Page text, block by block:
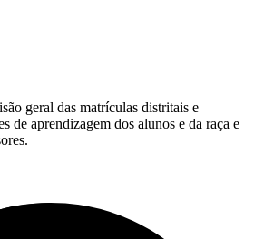
geral das matrículas distritais e
de aprendizagem dos alunos e da raça e